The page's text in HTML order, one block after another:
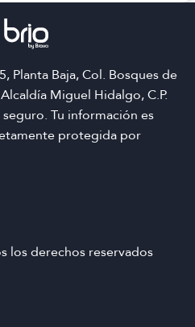
Planta Baja, Col. Bosques de
Miguel Hidalgo, C.P.
Tu información es
protegida por
los derechos reservados